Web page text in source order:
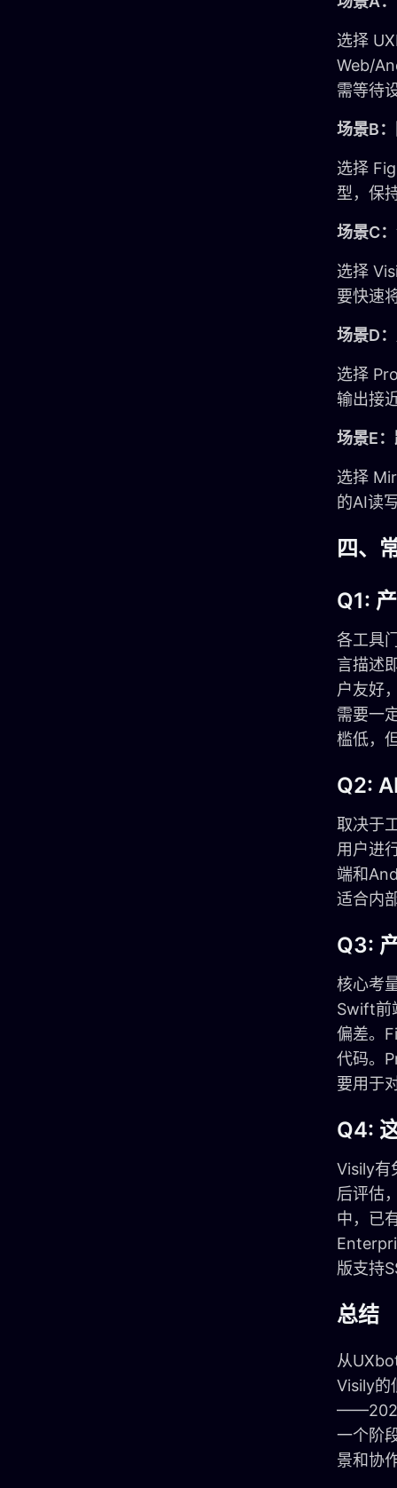
选择
Web/
需等待
场景B
选择
型，保
场景C
选择
要快速
场景D
选择
输出接
场景E
选择
的AI读
四、
Q1:
各工具
言描述
户友好
需要一
槛低，
Q2:
取决于
用户进
端和
适合内
Q3:
核心考
Swift前
偏差。
代码。
要用于
Q4:
Visily有
后评估
中，已
版支持
总结
从
Visily的
——2026
一个阶
景和协